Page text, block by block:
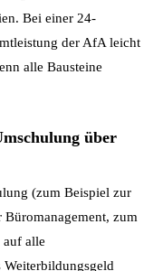
Bei einer 24-
der AfA leicht
alle Bausteine
über
(zum Beispiel zur
zum
auf alle